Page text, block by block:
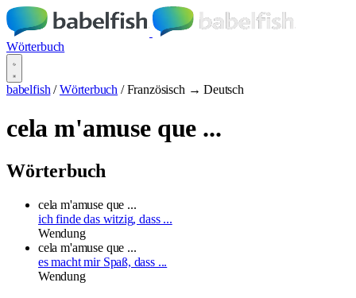
Wörterbuch
babelfish / Wörterbuch / Französisch → Deutsch
cela m'amuse que ...
Wörterbuch
cela m'amuse que ...
ich finde das witzig, dass ...
Wendung
cela m'amuse que ...
es macht mir Spaß, dass ...
Wendung